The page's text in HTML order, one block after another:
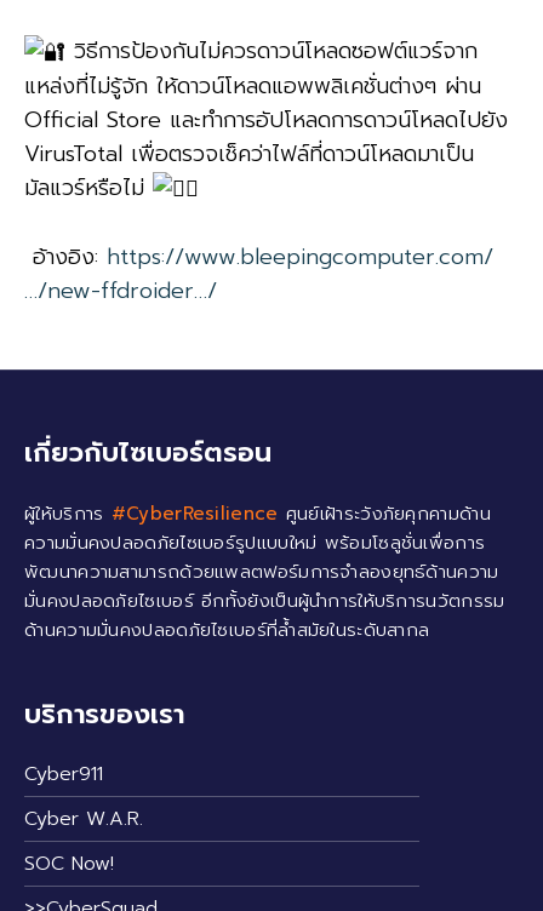
วิธีการป้องกันไม่ควรดาวน์โหลดซอฟต์แวร์จาก
แหล่งที่ไม่รู้จัก ให้ดาวน์โหลดแอพพลิเคชั่นต่างๆ ผ่าน
Official Store และทำการอัปโหลดการดาวน์โหลดไปยัง
VirusTotal เพื่อตรวจเช็คว่าไฟล์ที่ดาวน์โหลดมาเป็น
มัลแวร์หรือไม่
อ้างอิง: https://www.bleepingcomputer.com/
…/new-ffdroider…/
เกี่ยวกับไซเบอร์ตรอน
ผู้ให้บริการ #CyberResilience ศูนย์เฝ้าระวังภัยคุกคามด้าน
ความมั่นคงปลอดภัยไซเบอร์รูปแบบใหม่ พร้อมโซลูชั่นเพื่อการ
พัฒนาความสามารถด้วยแพลตฟอร์มการจำลองยุทธ์ด้านความ
มั่นคงปลอดภัยไซเบอร์ อีกทั้งยังเป็นผู้นำการให้บริการนวัตกรรม
ด้านความมั่นคงปลอดภัยไซเบอร์ที่ล้ำสมัยในระดับสากล
บริการของเรา
Cyber911
Cyber W.A.R.
SOC Now!